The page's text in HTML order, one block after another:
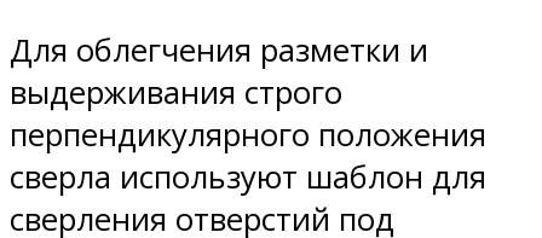
Для облегчения разметки и
выдерживания строго
перпендикулярного положения
сверла используют шаблон для
сверления отверстий под